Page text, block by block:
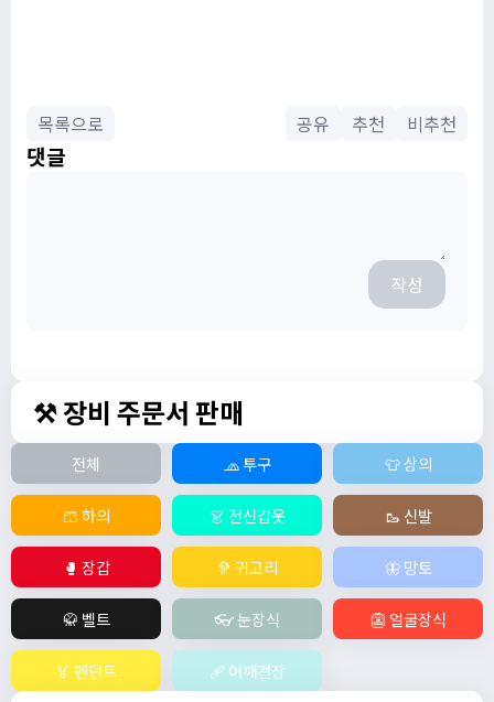
목록으로 공유 추천 비추천
댓글
작성
⚒️ 장비 주문서 판매
전체 🧢 투구 👕 상의
🩳 하의 👗 전신갑옷 🥾 신발
🥊 장갑 🦻 귀고리 🦋 망토
🥋 벨트 👓 눈장식 👺 얼굴장식
🏅 펜던트 🩹 어깨견장